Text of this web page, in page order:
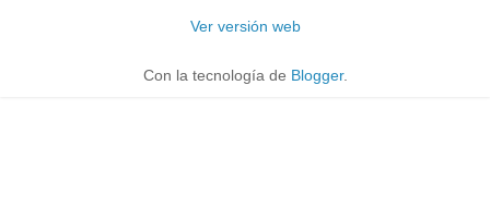
Ver versión web
Con la tecnología de Blogger.